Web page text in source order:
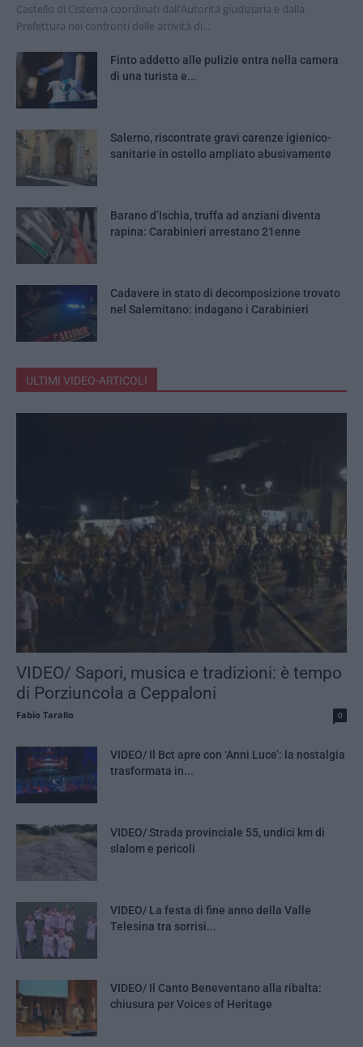
Castello di Cisterna coordinati dall’Autoritá giudiziaria e dalla
Prefettura nei confronti delle attività di...
Finto addetto alle pulizie entra nella camera
di una turista e...
Salerno, riscontrate gravi carenze igienico-
sanitarie in ostello ampliato abusivamente
Barano d’Ischia, truffa ad anziani diventa
rapina: Carabinieri arrestano 21enne
Cadavere in stato di decomposizione trovato
nel Salernitano: indagano i Carabinieri
ULTIMI VIDEO-ARTICOLI
VIDEO/ Sapori, musica e tradizioni: è tempo
di Porziuncola a Ceppaloni
Fabio Tarallo 0
VIDEO/ Il Bct apre con ‘Anni Luce’: la nostalgia
trasformata in...
VIDEO/ Strada provinciale 55, undici km di
slalom e pericoli
VIDEO/ La festa di fine anno della Valle
Telesina tra sorrisi...
VIDEO/ Il Canto Beneventano alla ribalta:
chiusura per Voices of Heritage